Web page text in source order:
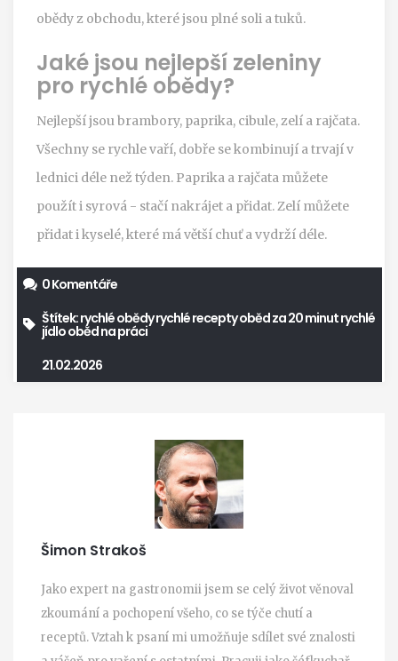
obědy z obchodu, které jsou plné soli a tuků.
Jaké jsou nejlepší zeleniny
pro rychlé obědy?
Nejlepší jsou brambory, paprika, cibule, zelí a rajčata.
Všechny se rychle vaří, dobře se kombinují a trvají v
lednici déle než týden. Paprika a rajčata můžete
použít i syrová - stačí nakrájet a přidat. Zelí můžete
přidat i kyselé, které má větší chuť a vydrží déle.
0 Komentáře
Štítek:rychlé obědyrychlé receptyoběd za 20 minutrychlé
jídlooběd na práci
21.02.2026
Šimon Strakoš
Jako expert na gastronomii jsem se celý život věnoval
zkoumání a pochopení všeho, co se týče chutí a
receptů. Vztah k psaní mi umožňuje sdílet své znalosti